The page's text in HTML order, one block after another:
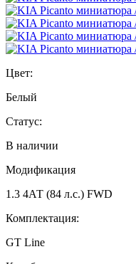
Цвет:
Белый
Статус:
В наличии
Модификация
1.3 4АТ (84 л.с.) FWD
Комплектация:
GT Line